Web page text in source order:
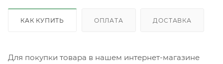
КАК КУПИТЬ ОПЛАТА ДОСТАВКА
Для покупки товара в нашем интернет-магазине